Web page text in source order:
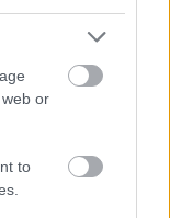
or
to
történelmi
atlétikai